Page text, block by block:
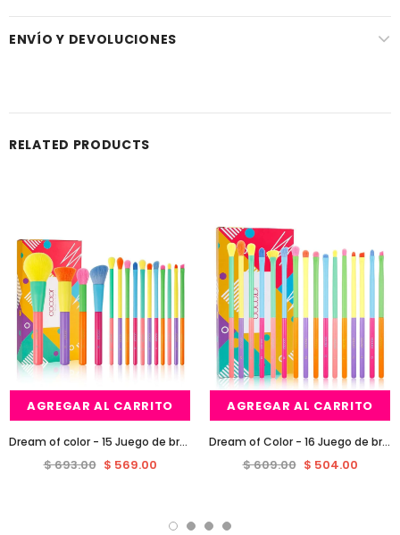
ENVÍO Y DEVOLUCIONES
RELATED PRODUCTS
AGREGAR AL CARRITO
Dream of color - 15 Juego de brochas de maquillaje colorido Pieces
$ 693.00 $ 569.00
AGREGAR AL CARRITO
Dream of Color - 16 Juego de brochas para maquillaje de ojos Pieces
$ 609.00 $ 504.00